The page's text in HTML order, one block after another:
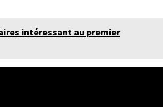
intéressant au premier